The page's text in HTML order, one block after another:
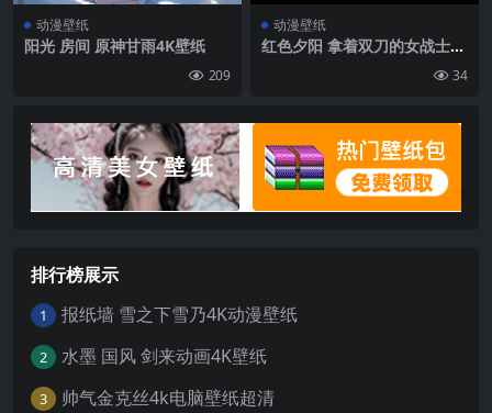
动漫壁纸
阳光 房间 原神甘雨4K壁纸
209
动漫壁纸
红色夕阳 拿着双刀的女战士背
34
排行榜展示
1 报纸墙 雪之下雪乃4K动漫壁纸
2 水墨 国风 剑来动画4K壁纸
3 帅气金克丝4k电脑壁纸超清